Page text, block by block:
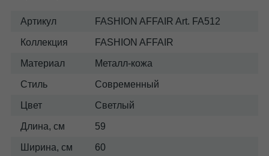
Артикул FASHION AFFAIR Art. FA512
Коллекция FASHION AFFAIR
Материал Металл-кожа
Стиль Современный
Цвет Светлый
Длина, см 59
Ширина, см 60